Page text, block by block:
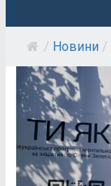
/ Новини /